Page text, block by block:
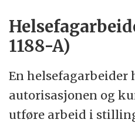
1188-A)
En helsefagarbeider
autorisasjonen og
utføre arbeid i